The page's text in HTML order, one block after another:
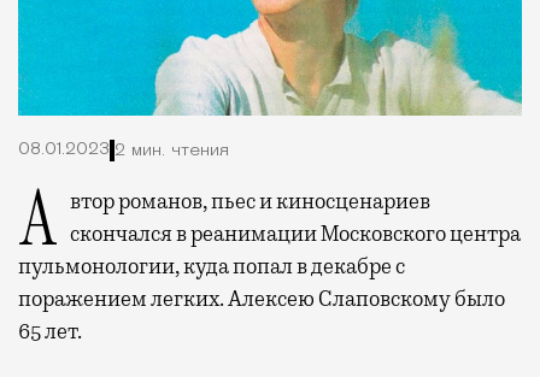
08.01.2023 2 мин. чтения
Автор романов, пьес и киносценариев скончался в реанимации Московского центра
пульмонологии, куда попал в декабре с
поражением легких. Алексею Слаповскому было
65 лет.